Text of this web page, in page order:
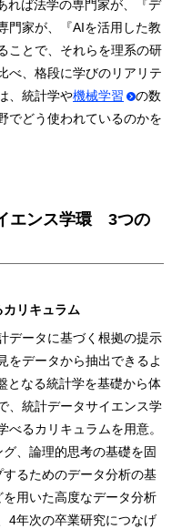
れば法学の専⾨家が、『デ
⾨家が、『AIを活⽤した教
ことで、それらを理系の研
べ、格段に学びのリアリテ
、統計学や機械学習
の数
でどう使われているのかを
エンス学環 3つの
リキュラム
データに基づく根拠の提示
をデータから抽出できるよ
となる統計学を基礎から体
、統計データサイエンス学
るカリキュラムを用意。
、論理的思考の基礎を固
るためのデータ分析の基
用いた高度なデータ分析
4年次の卒業研究につなげ